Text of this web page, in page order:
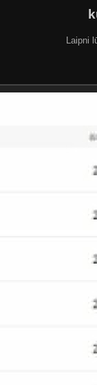
Laipni